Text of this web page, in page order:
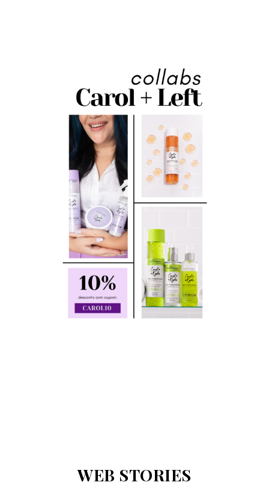
WEB STORIES